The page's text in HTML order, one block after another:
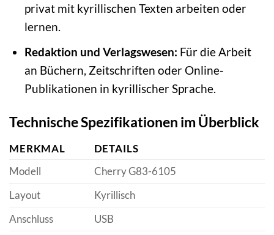
privat mit kyrillischen Texten arbeiten oder
lernen.
Redaktion und Verlagswesen: Für die Arbeit
an Büchern, Zeitschriften oder Online-
Publikationen in kyrillischer Sprache.
Technische Spezifikationen im Überblick
MERKMAL
DETAILS
Modell
Cherry G83-6105
Layout
Kyrillisch
Anschluss
USB